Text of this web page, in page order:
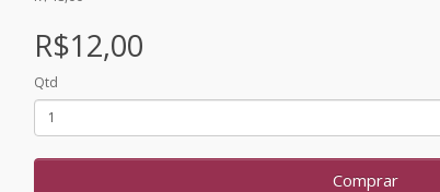
R$12,00
Qtd
Comprar